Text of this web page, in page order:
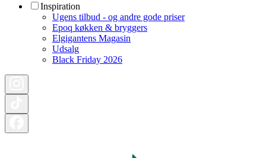
Inspiration
Ugens tilbud - og andre gode priser
Epoq køkken & bryggers
Elgigantens Magasin
Udsalg
Black Friday 2026